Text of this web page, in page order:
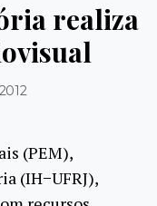
realiza
(PEM),
(IH−UFRJ),